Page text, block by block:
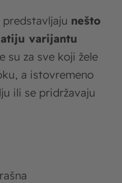
predstavljaju nešto
varijantu
su za sve koji žele
a istovremeno
ili se pridržavaju